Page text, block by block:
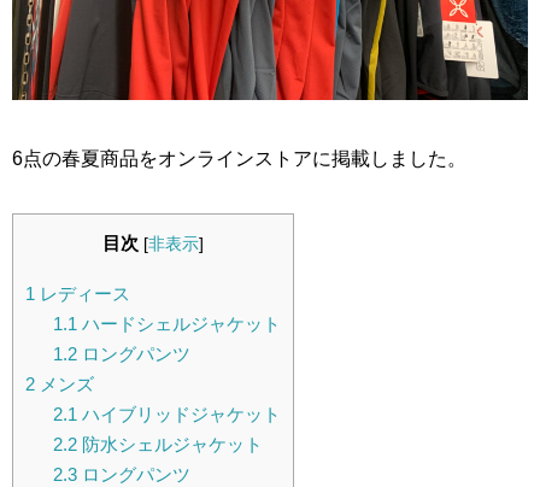
6点の春夏商品をオンラインストアに掲載しました。
目次 [非表示]
1 レディース
1.1 ハードシェルジャケット
1.2ロングパンツ
2 メンズ
2.1 ハイブリッドジャケット
2.2防水シェルジャケット
2.3ロングパンツ